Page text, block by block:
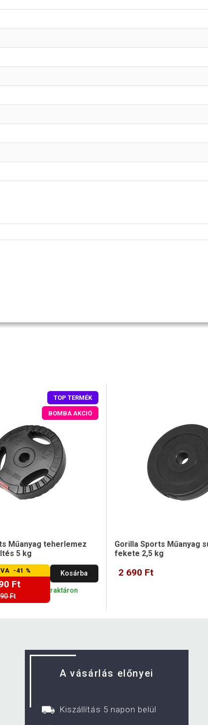
TOP TERMÉK
BOMBA AKCIÓ
Műanyag teherlemez
5 kg
-41 %
Ft
Ft
Kosárba
raktáron
Gorilla Sports Műanyag
fekete 2,5 kg
2 690 Ft
A vásárlás előnyei
Kiszállítás 5 napon belül